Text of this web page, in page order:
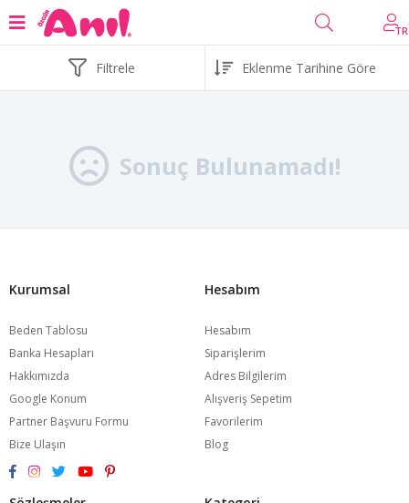
TR
Filtrele
Sonuç Bulunamadı!
Kurumsal
Beden Tablosu
Banka Hesapları
Hakkımızda
Google Konum
Partner Başvuru Formu
Bize Ulaşın
Hesabım
Hesabım
Siparişlerim
Adres Bilgilerim
Alışveriş Sepetim
Favorilerim
Blog